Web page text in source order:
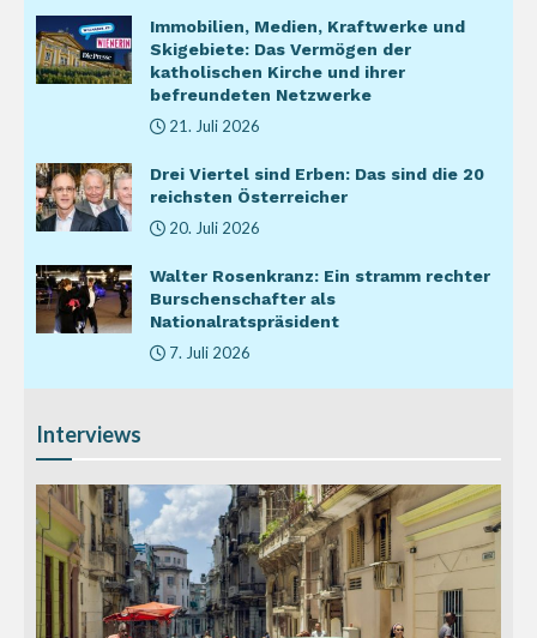
Immobilien, Medien, Kraftwerke und
Skigebiete: Das Vermögen der
katholischen Kirche und ihrer
befreundeten Netzwerke
21. Juli 2026
Drei Viertel sind Erben: Das sind die 20
reichsten Österreicher
20. Juli 2026
Walter Rosenkranz: Ein stramm rechter
Burschenschafter als
Nationalratspräsident
7. Juli 2026
Interviews